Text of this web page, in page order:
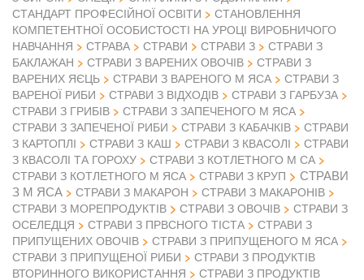
СТАНДАРТ ПРОФЕСІЙНОЇ ОСВІТИ
СТАНОВЛЕННЯ
КОМПЕТЕНТНОЇ ОСОБИСТОСТІ НА УРОЦІ ВИРОБНИЧОГО
НАВЧАННЯ
СТРАВА СТРАВИ СТРАВИ З
СТРАВИ З
БАКЛАЖАН
СТРАВИ З ВАРЕНИХ ОВОЧІВ
СТРАВИ З
ВАРЕНИХ ЯЄЦЬ
СТРАВИ З ВАРЕНОГО М ЯСА
СТРАВИ З
ВАРЕНОЇ РИБИ
СТРАВИ З ВІДХОДІВ
СТРАВИ З ГАРБУЗА
СТРАВИ З ГРИБІВ
СТРАВИ З ЗАПЕЧЕНОГО М ЯСА
СТРАВИ З ЗАПЕЧЕНОЇ РИБИ
СТРАВИ З КАБАЧКІВ
СТРАВИ
З КАРТОПЛІ
СТРАВИ З КАШ СТРАВИ З КВАСОЛІ
СТРАВИ
З КВАСОЛІ ТА ГОРОХУ
СТРАВИ З КОТЛЕТНОГО М СА
СТРАВИ З КОТЛЕТНОГО М ЯСА
СТРАВИ З КРУП
СТРАВИ
З М ЯСА
СТРАВИ З МАКАРОН
СТРАВИ З МАКАРОНІВ
СТРАВИ З МОРЕПРОДУКТІВ
СТРАВИ З ОВОЧІВ
СТРАВИ З
ОСЕЛЕДЦЯ
СТРАВИ З ПРВСНОГО ТІСТА
СТРАВИ З
ПРИПУЩЕНИХ ОВОЧІВ
СТРАВИ З ПРИПУЩЕНОГО М ЯСА
СТРАВИ З ПРИПУЩЕНОЇ РИБИ
СТРАВИ З ПРОДУКТІВ
ВТОРИННОГО ВИКОРИСТАННЯ
СТРАВИ З ПРОДУКТІВ